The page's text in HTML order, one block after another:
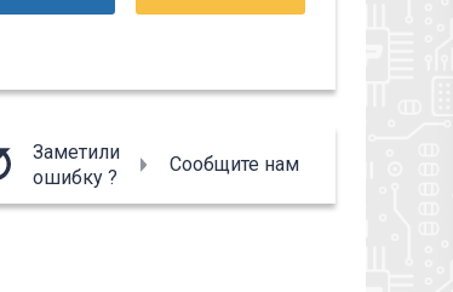
Заметили
ошибку ?
Сообщите нам